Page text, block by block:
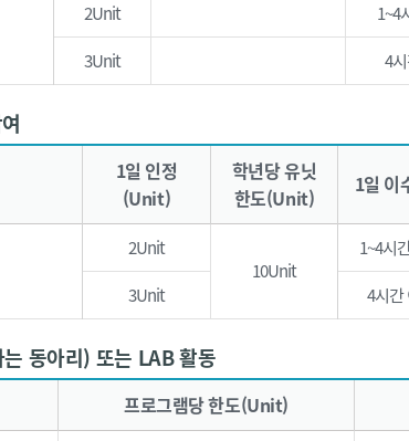
2Unit 1~4
3Unit 4
1일 인정
(Unit)
학년당 유닛
한도(Unit)
1일 이
2Unit
10Unit
1~4시
3Unit 4시간
동아리) 또는 LAB 활동
프로그램당 한도(Unit)